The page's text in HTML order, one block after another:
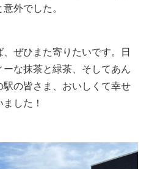
外でした。
ぜひまた寄りたいです。日
な抹茶と緑茶、そしてあん
の皆さま、おいしくて幸せ
した！